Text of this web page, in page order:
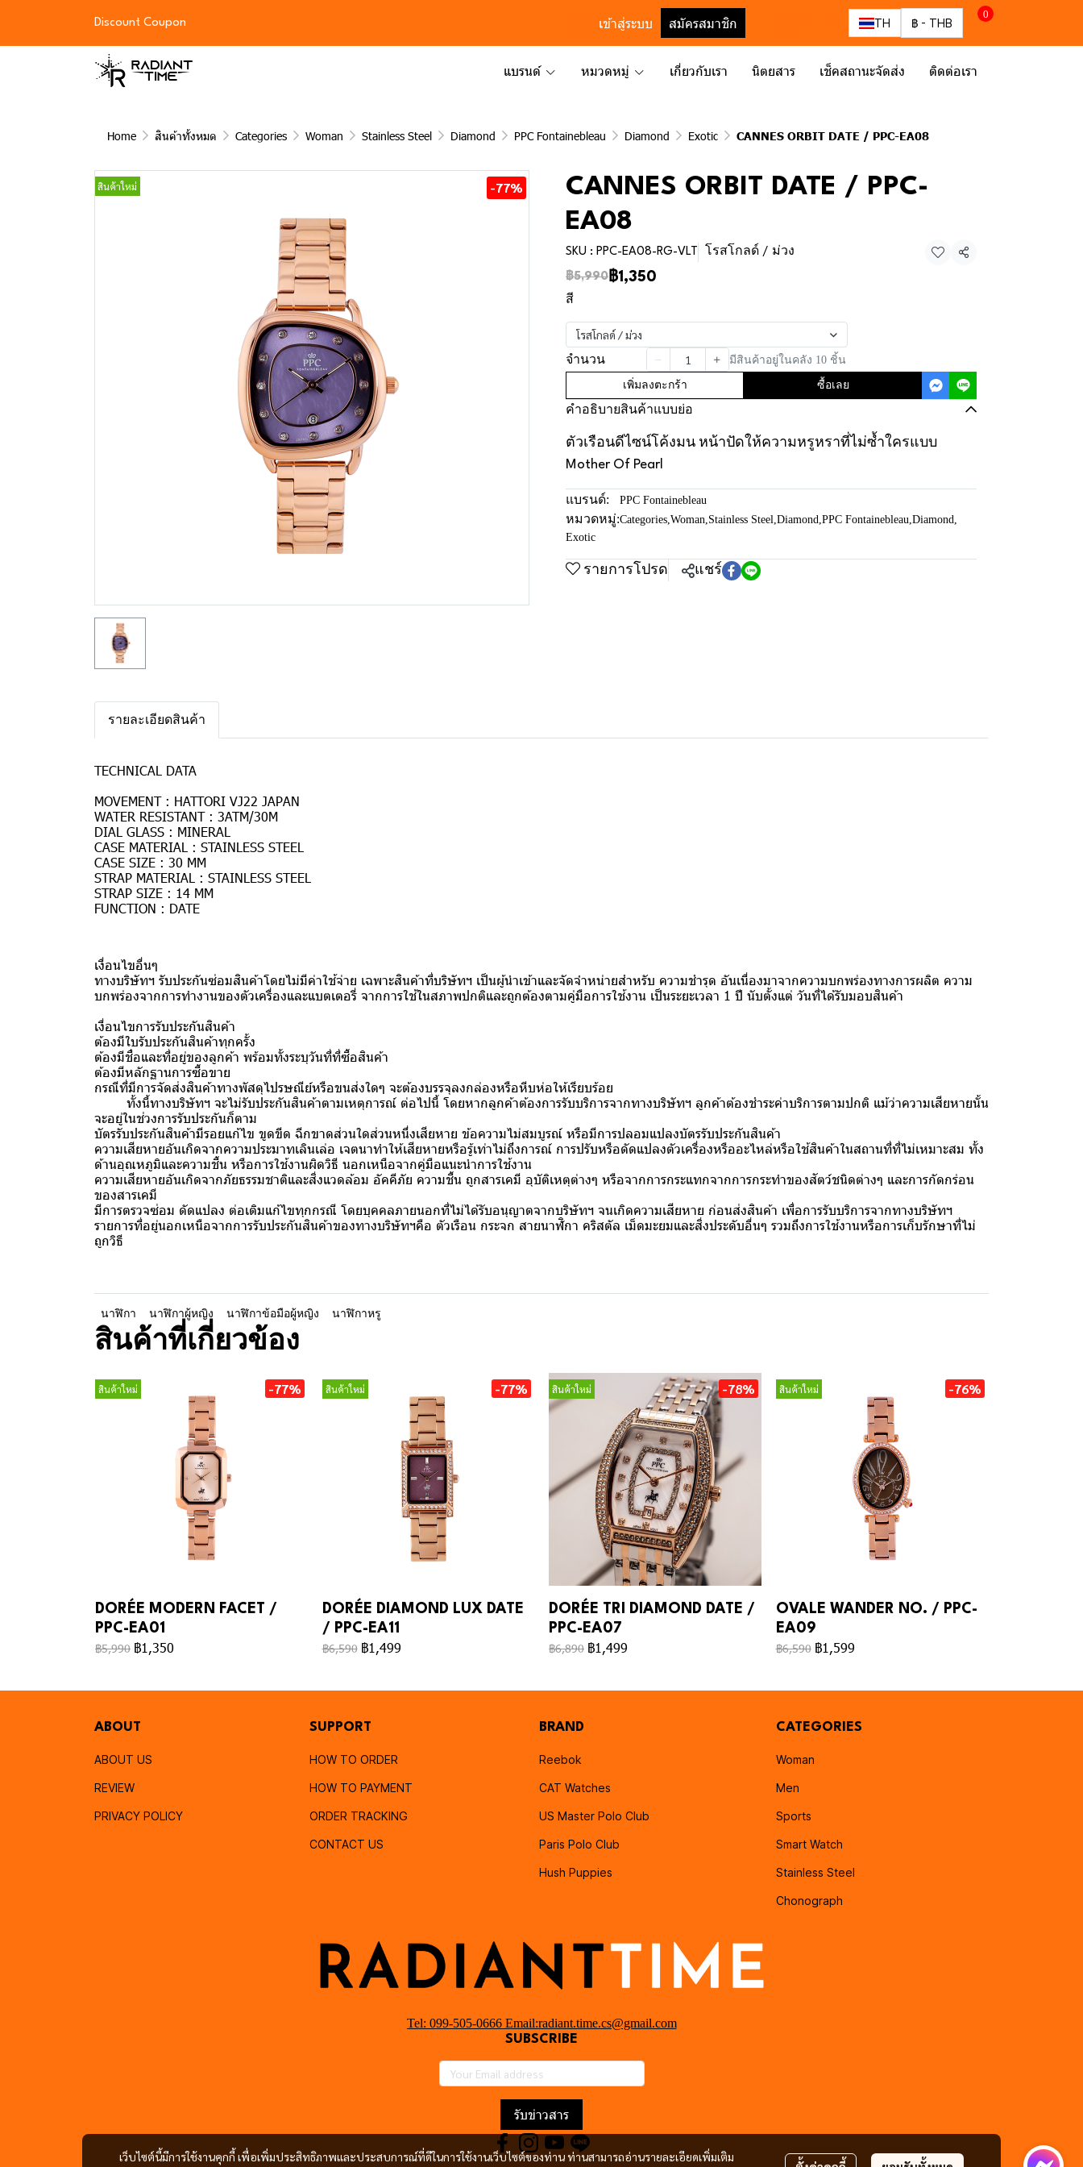
Discount Coupon เข้าสู่ระบบ สมัครสมาชิก TH ฿ - THB
0
แบรนด์ หมวดหมู่ เกี่ยวกับเรา นิตยสาร เช็คสถานะจัดส่ง ติดต่อเรา
Home สินค้าทั้งหมด Categories Woman Stainless Steel Diamond PPC Fontainebleau Diamond Exotic CANNES ORBIT DATE / PPC-EA08
สินค้าใหม่ -77%
CANNES ORBIT DATE / PPC-
EA08
SKU : PPC-EA08-RG-VLT โรสโกลด์ / ม่วง
แชร์
฿5,990 ฿1,350
สี
โรสโกลด์ / ม่วง
จำนวน มีสินค้าอยู่ในคลัง 10 ชิ้น
เพิ่มลงตะกร้า ซื้อเลย
คำอธิบายสินค้าแบบย่อ
ตัวเรือนดีไซน์โค้งมน หน้าปัดให้ความหรูหราที่ไม่ซ้ำใครแบบ
Mother Of Pearl
แบรนด์: PPC Fontainebleau
หมวดหมู่:Categories,Woman,Stainless Steel,Diamond,PPC Fontainebleau,Diamond,
Exotic
รายการโปรด แชร์
รายละเอียดสินค้า
TECHNICAL DATA
MOVEMENT : HATTORI VJ22 JAPAN
WATER RESISTANT : 3ATM/30M
DIAL GLASS : MINERAL
CASE MATERIAL : STAINLESS STEEL
CASE SIZE : 30 MM
STRAP MATERIAL : STAINLESS STEEL
STRAP SIZE : 14 MM
FUNCTION : DATE
เงื่อนไขอื่นๆ
ทางบริษัทฯ รับประกันซ่อมสินค้าโดยไม่มีค่าใช้จ่าย เฉพาะสินค้าที่บริษัทฯ เป็นผู้นำเข้าและจัดจำหน่ายสำหรับ ความชำรุด อันเนื่องมาจากความบกพร่องทางการผลิต ความ
บกพร่องจากการทำงานของตัวเครื่องและแบตเตอรี่ จากการใช้ในสภาพปกติและถูกต้องตามคู่มือการใช้งาน เป็นระยะเวลา 1 ปี นับตั้งแต่ วันที่ได้รับมอบสินค้า
เงื่อนไขการรับประกันสินค้า
ต้องมีใบรับประกันสินค้าทุกครั้ง
ต้องมีชื่อและที่อยู่ของลูกค้า พร้อมทั้งระบุวันที่ที่ซื้อสินค้า
ต้องมีหลักฐานการซื้อขาย
กรณีที่มีการจัดส่งสินค้าทางพัสดุไปรษณีย์หรือขนส่งใดๆ จะต้องบรรจุลงกล่องหรือหีบห่อให้เรียบร้อย
ทั้งนี้ทางบริษัทฯ จะไม่รับประกันสินค้าตามเหตุการณ์ ต่อไปนี้ โดยหากลูกค้าต้องการรับบริการจากทางบริษัทฯ ลูกค้าต้องชำระค่าบริการตามปกติ แม้ว่าความเสียหายนั้น
จะอยู่ในช่วงการรับประกันก็ตาม
บัตรรับประกันสินค้ามีรอยแก้ไข ขูดขีด ฉีกขาดส่วนใดส่วนหนึ่งเสียหาย ข้อความไม่สมบูรณ์ หรือมีการปลอมแปลงบัตรรับประกันสินค้า
ความเสียหายอันเกิดจากความประมาทเลินเล่อ เจตนาทำให้เสียหายหรือรู้เท่าไม่ถึงการณ์ การปรับหรือดัดแปลงตัวเครื่องหรืออะไหล่หรือใช้สินค้าในสถานที่ที่ไม่เหมาะสม ทั้ง
ด้านอุณหภูมิและความชื้น หรือการใช้งานผิดวิธี นอกเหนือจากคู่มือแนะนำการใช้งาน
ความเสียหายอันเกิดจากภัยธรรมชาติและสิ่งแวดล้อม อัคคีภัย ความชื้น ถูกสารเคมี อุบัติเหตุต่างๆ หรือจากการกระแทกจากการกระทำของสัตว์ชนิดต่างๆ และการกัดกร่อน
ของสารเคมี
มีการตรวจซ่อม ดัดแปลง ต่อเติมแก้ไขทุกกรณี โดยบุคคลภายนอกที่ไม่ได้รับอนุญาตจากบริษัทฯ จนเกิดความเสียหาย ก่อนส่งสินค้า เพื่อการรับบริการจากทางบริษัทฯ
รายการที่อยู่นอกเหนือจากการรับประกันสินค้าของทางบริษัทฯคือ ตัวเรือน กระจก สายนาฬิกา คริสตัล เม็ดมะยมและสิ่งประดับอื่นๆ รวมถึงการใช้งานหรือการเก็บรักษาที่ไม่
ถูกวิธี
นาฬิกา นาฬิกาผู้หญิง นาฬิกาข้อมือผู้หญิง นาฬิกาหรู
สินค้าที่เกี่ยวข้อง
สินค้าใหม่ -77%
DORÉE MODERN FACET /
PPC-EA01
฿5,990 ฿1,350
สินค้าใหม่ -77%
DORÉE DIAMOND LUX DATE
/ PPC-EA11
฿6,590 ฿1,499
สินค้าใหม่ -78%
DORÉE TRI DIAMOND DATE /
PPC-EA07
฿6,890 ฿1,499
สินค้าใหม่ -76%
OVALE WANDER NO. / PPC-
EA09
฿6,590 ฿1,599
เว็บไซต์นี้มีการใช้งานคุกกี้ เพื่อเพิ่มประสิทธิภาพและประสบการณ์ที่ดีในการใช้งานเว็บไซต์ของท่าน ท่านสามารถอ่านรายละเอียดเพิ่มเติม
ABOUT
ABOUT US
REVIEW
PRIVACY POLICY
SUPPORT
HOW TO ORDER
HOW TO PAYMENT
ORDER TRACKING
CONTACT US
BRAND
Reebok
CAT Watches
US Master Polo Club
Paris Polo Club
Hush Puppies
CATEGORIES
Woman
Men
Sports
Smart Watch
Stainless Steel
Chonograph
Tel: 099-505-0666 Email:radiant.time.cs@gmail.com
SUBSCRIBE
รับข่าวสาร